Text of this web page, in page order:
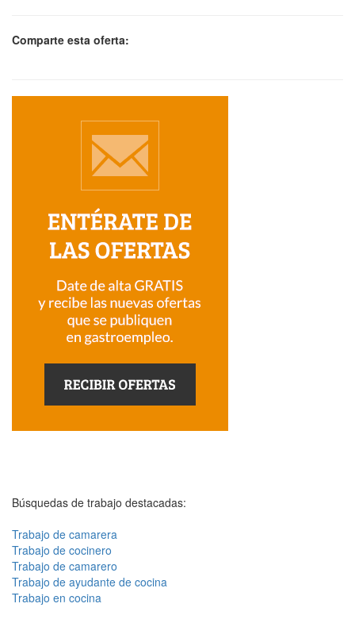
Comparte esta oferta:
Búsquedas de trabajo destacadas:
Trabajo de camarera
Trabajo de cocinero
Trabajo de camarero
Trabajo de ayudante de cocina
Trabajo en cocina